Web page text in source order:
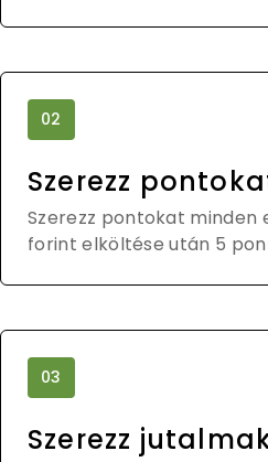
02
Szerezz
Szerezz pontokat minden
forint elköltése után 5
03
Szerezz